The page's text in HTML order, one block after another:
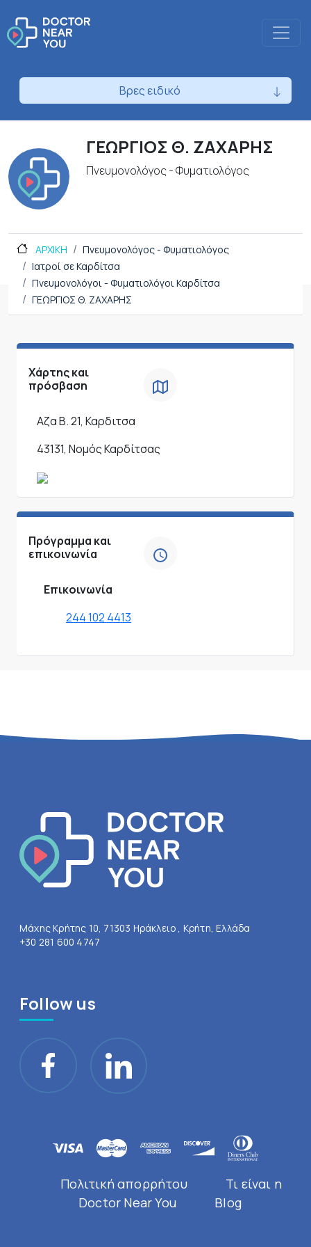
Βρες ειδικό
ΓΕΩΡΓΙΟΣ Θ. ΖΑΧΑΡΗΣ
Πνευμονολόγος - Φυματιολόγος
ΑΡΧΙΚΗ
Πνευμονολόγος - Φυματιολόγος
Ιατροί σε Καρδίτσα
Πνευμονολόγοι - Φυματιολόγοι Καρδίτσα
ΓΕΩΡΓΙΟΣ Θ. ΖΑΧΑΡΗΣ
Χάρτης και
πρόσβαση
Αζα Β. 21, Καρδιτσα
43131, Νομός Καρδίτσας
Πρόγραμμα και
επικοινωνία
Επικοινωνία
244 102 4413
Μάχης Κρήτης 10, 71303 Ηράκλειο , Κρήτη, Ελλάδα
+30 281 600 4747
Follow us
Πολιτική απορρήτου
Τι είναι η
Doctor Near You
Blog